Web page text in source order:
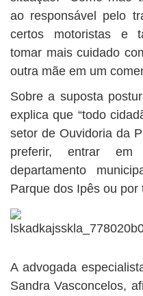
ao responsável pelo
certos motoristas e
tomar mais cuidado
outra mãe em um
Sobre a suposta
explica que “todo
setor de Ouvidoria da
preferir, entrar
departamento
Parque dos Ipês ou por
A advogada
Sandra Vasconcelos,